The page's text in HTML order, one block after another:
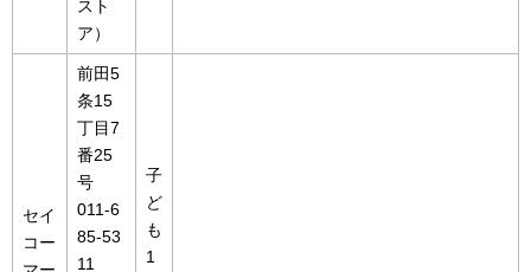
スト
ア）
セイ
コー
前田5
条15
丁目7
番25
号
011-6
85-53
11
子
ど
も
1